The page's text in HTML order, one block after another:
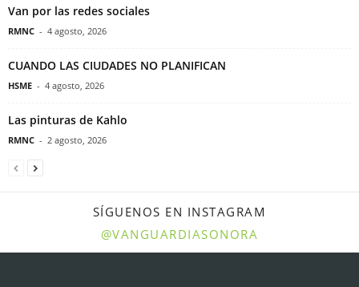
Van por las redes sociales
RMNC - 4 agosto, 2026
CUANDO LAS CIUDADES NO PLANIFICAN
HSME - 4 agosto, 2026
Las pinturas de Kahlo
RMNC - 2 agosto, 2026
SÍGUENOS EN INSTAGRAM
@VANGUARDIASONORA